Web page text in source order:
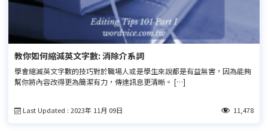
教你如何縮減英文字數: 消除介系詞
學會縮減英文字數的技巧對於職場人或是學生來說都是有益無害，因為能夠
幫你將內容改得更為簡潔有力，傳達訊息更清晰。 […]
Last Updated : 2023年 11月 09日 11,478